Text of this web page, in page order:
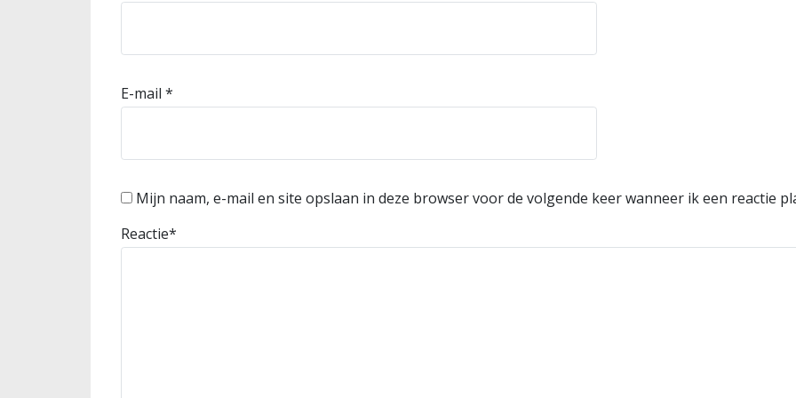
E-mail *
Mijn naam, e-mail en site opslaan in deze browser voor de volgende keer wanneer ik een reactie
Reactie*